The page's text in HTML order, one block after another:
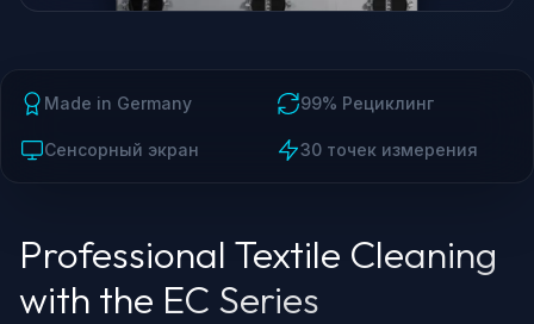
Made in Germany 99% Рециклинг
Сенсорный экран 30 точек измерения
Professional Textile Cleaning
with the EC Series